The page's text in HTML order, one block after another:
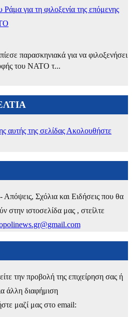
για τη φιλοξενία της επόμενης
παρασκηνιακά για να φιλοξενήσει
του ΝΑΤΟ τ...
αυτής της σελίδας Ακολουθήστε
Σχόλια και Ειδήσεις που θα
στην ιστοσελίδα μας , στείλτε
την προβολή της επιχείρηση σας ή
άλλη διαφήμιση
μαζί μας στο email: